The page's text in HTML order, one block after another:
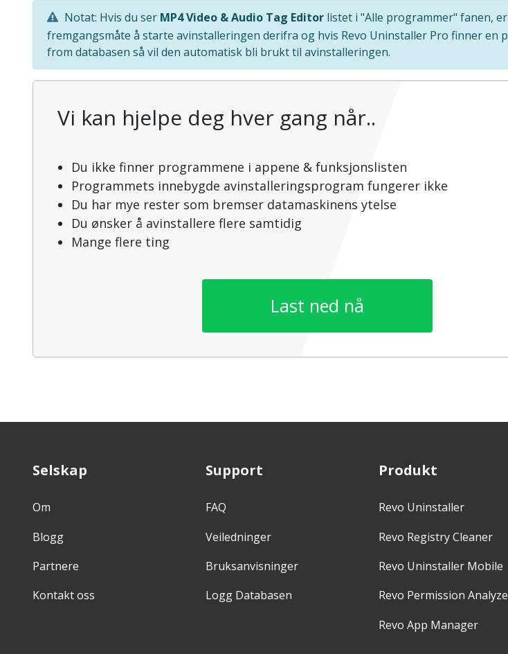
Notat: Hvis du ser MP4 Video & Audio Tag Editor listet i "Alle programmer" fanen,
fremgangsmåte å starte avinstalleringen derifra og hvis Revo Uninstaller Pro finner en
from databasen så vil den automatisk bli brukt til avinstalleringen.
Vi kan hjelpe deg hver gang når..
Du ikke finner programmene i appene & funksjonslisten
Programmets innebygde avinstalleringsprogram fungerer ikke
Du har mye rester som bremser datamaskinens ytelse
Du ønsker å avinstallere flere samtidig
Mange flere ting
Last ned nå
Selskap
Om
Blogg
Partnere
Kontakt oss
Support
FAQ
Veiledninger
Bruksanvisninger
Logg Databasen
Produkt
Revo Uninstaller
Revo Registry Cleaner
Revo Uninstaller Mobile
Revo Permission
Revo App Manager